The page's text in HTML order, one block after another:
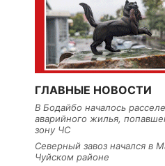
ГЛАВНЫЕ НОВОСТИ
В Бодайбо началось
аварийного жилья,
зону ЧС
Северный завоз начался в
Чуйском районе